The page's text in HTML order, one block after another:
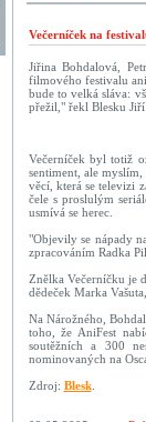
Večerníček na
Jiřina Bohdalová,
filmového festivalu
bude to velká sláva:
přežil," řekl Blesku
Večerníček byl totiž
sentiment, ale
věcí, která se televizi
čele s proslulým
usmívá se herec.
"Objevily se nápady
zpracováním Radka
Znělka Večerníčku je
dědeček Marka
Na Nárožného,
toho, že AniFest
soutěžních a 300
nominovaných na
Zdroj: Blesk.